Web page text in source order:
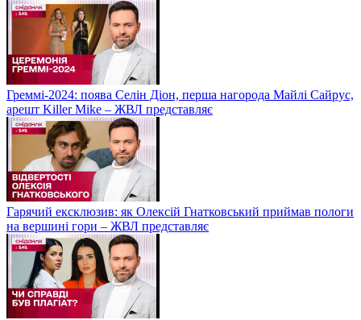
Греммі-2024: поява Селін Діон, перша нагорода Майлі Сайрус,
арешт Killer Mike – ЖВЛ представляє
Гарячий ексклюзив: як Олексій Гнатковський приймав пологи
на вершині гори – ЖВЛ представляє